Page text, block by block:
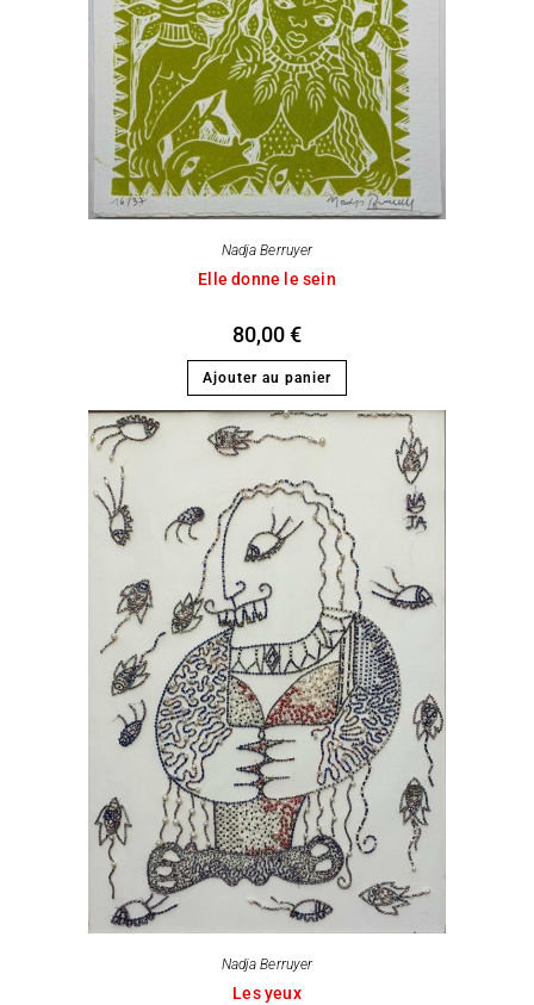
Nadja Berruyer
Elle donne le sein
80,00€
Ajouter au panier
Nadja Berruyer
Les yeux